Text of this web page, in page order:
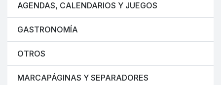
AGENDAS, CALENDARIOS Y JUEGOS
GASTRONOMÍA
OTROS
MARCAPÁGINAS Y SEPARADORES